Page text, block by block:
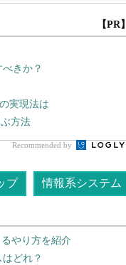
【PR】
きか？
実現法は
方法
Recommended by
プ 情報系システム
やり方を紹介
どれ？